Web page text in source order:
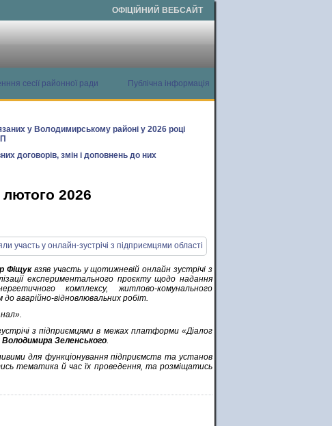
ОФІЦІЙНИЙ ВЕБСАЙТ
сесії районної ради
Публічна інформація
у Володимирському районі у 2026 році
договорів, змін і доповнень до них
2026
Фіщук взяв участь у щотижневій онлайн зустрічі з
експериментального проєкту щодо надання
комплексу, житлово-комунального
аварійно-відновлювальних робіт.
з підприємцями в межах платформи «Діалог
Зеленського.
для функціонування підприємств та установ
тематика й час їх проведення, та розміщатись